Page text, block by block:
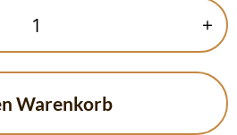
Kaffee
Creme
Menge
+
Warenkorb